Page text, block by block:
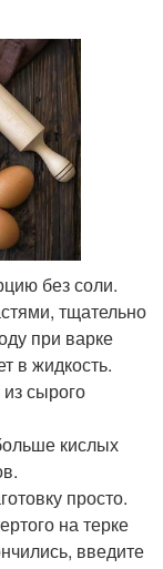
без соли.
тщательно
при варке
в жидкость.
сырого
кислых
просто.
на терке
введите